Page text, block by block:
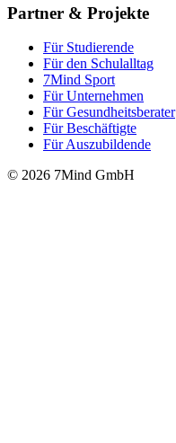
Partner & Projekte
Für Stu­die­rende
Für den Schulalltag
7Mind Sport
Für Unter­neh­men
Für Gesund­heits­be­ra­ter
Für Beschäftigte
Für Auszubildende
© 2026 7Mind GmbH